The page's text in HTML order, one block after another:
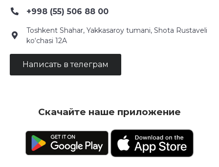
+998 (55) 506 88 00
Toshkent Shahar, Yakkasaroy tumani, Shota Rustaveli
ko‘chasi 12A
Написать в телеграм
Скачайте наше приложение